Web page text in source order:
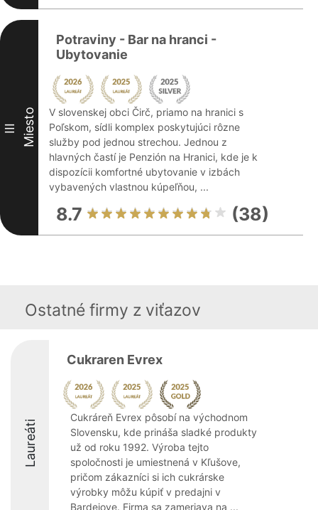
III Miesto
Potraviny - Bar na hranci -
Ubytovanie
V slovenskej obci Čirč, priamo na hranici s
Poľskom, sídli komplex poskytujúci rôzne
služby pod jednou strechou. Jednou z
hlavných častí je Penzión na Hranici, kde je k
dispozícii komfortné ubytovanie v izbách
vybavených vlastnou kúpeľňou, ...
8.7 (38)
Ostatné firmy z viťazov
Laureáti
Cukraren Evrex
Cukráreň Evrex pôsobí na východnom
Slovensku, kde prináša sladké produkty
už od roku 1992. Výroba tejto
spoločnosti je umiestnená v Kľušove,
pričom zákazníci si ich cukrárske
výrobky môžu kúpiť v predajni v
Bardejove. Firma sa zameriava na ...